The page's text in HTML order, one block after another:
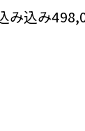
み込み